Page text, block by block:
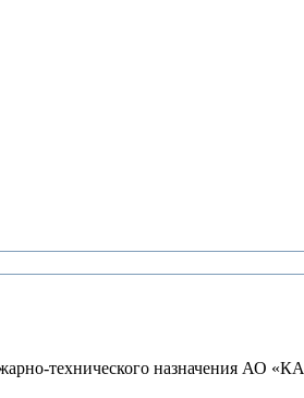
технического назначения АО